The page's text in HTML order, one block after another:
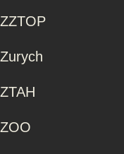
ZZTOP
Zurych
ZTAH
ZOO